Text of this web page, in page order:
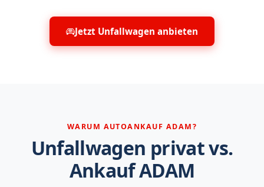
Jetzt Unfallwagen anbieten
WARUM AUTOANKAUF ADAM?
Unfallwagen privat vs.
Ankauf ADAM